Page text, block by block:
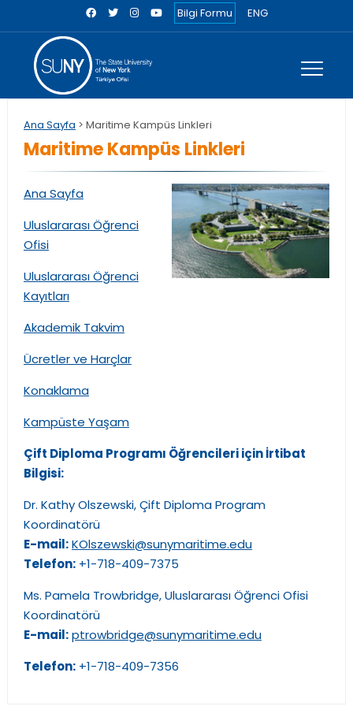
Bilgi Formu ENG
Ana Sayfa > Maritime Kampüs Linkleri
Maritime Kampüs Linkleri
Ana Sayfa
Uluslararası Öğrenci
Ofisi
Uluslararası Öğrenci
Kayıtları
Akademik Takvim
Ücretler ve Harçlar
Konaklama
Kampüste Yaşam
Çift Diploma Programı Öğrencileri için İrtibat
Bilgisi:
Dr. Kathy Olszewski, Çift Diploma Program
Koordinatörü
E-mail:KOlszewski@sunymaritime.edu
Telefon:+1-718-409-7375
Ms. Pamela Trowbridge, Uluslararası Öğrenci Ofisi
Koordinatörü
E-mail:ptrowbridge@sunymaritime.edu
Telefon:+1-718-409-7356